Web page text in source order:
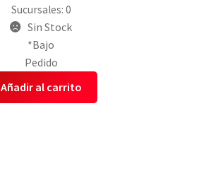
Sucursales: 0
Sin Stock
*Bajo
Pedido
Añadir al carrito